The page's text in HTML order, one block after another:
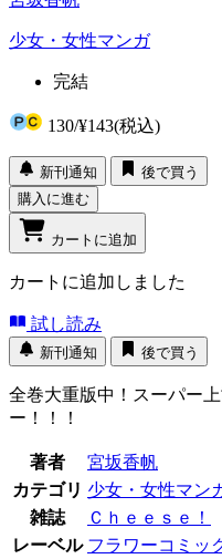
少女・女性マンガ
完結
130/¥143(税込)
新刊通知
後で買う
購入に進む
カートに追加
カートに追加しました
試し読み
新刊通知 後で買う
全巻大重版中！スーパー
ー！！！
著者
宮坂香帆
カテゴリ 少女・女性マン
雑誌
Ｃｈｅｅｓｅ！
レーベル フラワーコミッ